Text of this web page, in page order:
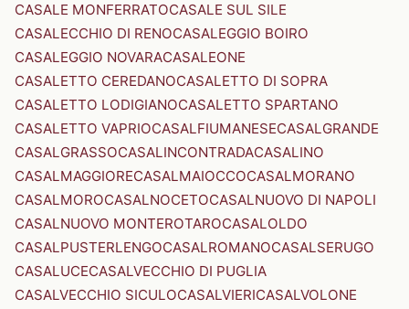
CASALE MONFERRATOCASALE SUL SILE
CASALECCHIO DI RENOCASALEGGIO BOIRO
CASALEGGIO NOVARACASALEONE
CASALETTO CEREDANOCASALETTO DI SOPRA
CASALETTO LODIGIANOCASALETTO SPARTANO
CASALETTO VAPRIOCASALFIUMANESECASALGRANDE
CASALGRASSOCASALINCONTRADACASALINO
CASALMAGGIORECASALMAIOCCOCASALMORANO
CASALMOROCASALNOCETOCASALNUOVO DI NAPOLI
CASALNUOVO MONTEROTAROCASALOLDO
CASALPUSTERLENGOCASALROMANOCASALSERUGO
CASALUCECASALVECCHIO DI PUGLIA
CASALVECCHIO SICULOCASALVIERICASALVOLONE